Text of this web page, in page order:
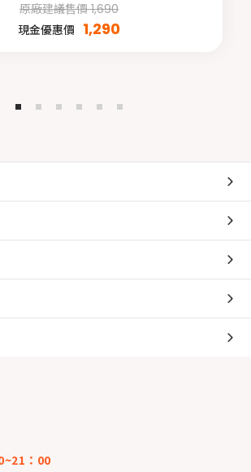
原廠建議售價 1,690
現金優惠價 1,290
：00